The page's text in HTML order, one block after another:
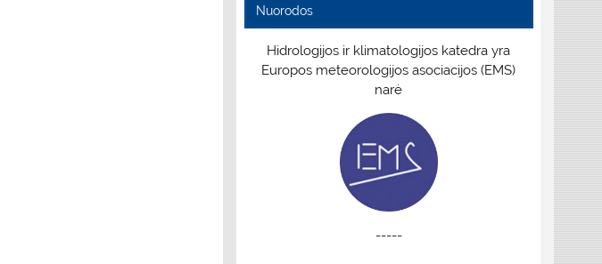
Nuorodos
Hidrologijos ir klimatologijos katedra yra
Europos meteorologijos asociacijos (EMS)
narė
-----